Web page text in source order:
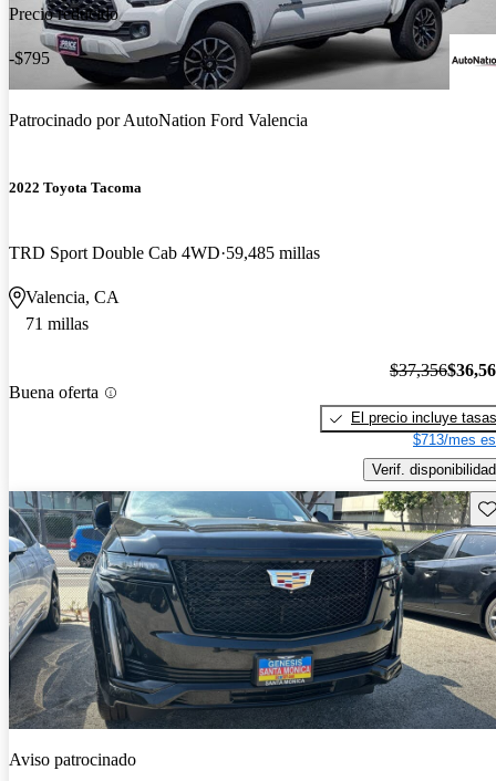
Precio reducido
-$795
Patrocinado porAutoNation Ford Valencia
2022 Toyota Tacoma
TRD Sport Double Cab 4WD 59,485 millas
Valencia, CA
71 millas
Buena oferta
$37,356
El precio incluye tasas
$713/mes
Verif. disponibilidad
Aviso patrocinado